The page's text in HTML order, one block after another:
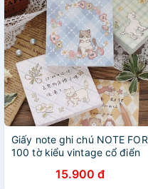
Giấy note ghi chú NOTE FOR
100 tờ kiểu vintage cổ điển
15.900 đ